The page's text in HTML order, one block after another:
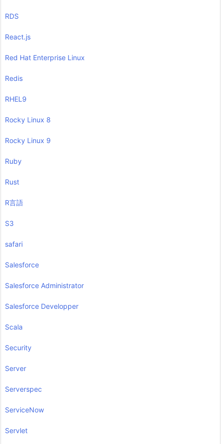
RDS
React.js
Red Hat Enterprise Linux
Redis
RHEL9
Rocky Linux 8
Rocky Linux 9
Ruby
Rust
R言語
S3
safari
Salesforce
Salesforce Administrator
Salesforce Developper
Scala
Security
Server
Serverspec
ServiceNow
Servlet